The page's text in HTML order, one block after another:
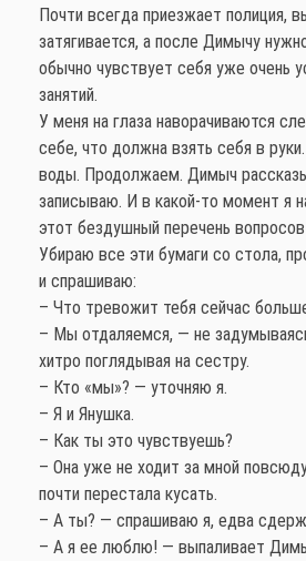
Почти всегда приезжает полиция,
затягивается, а после Димычу
обычно чувствует себя уже очень
занятий.
У меня на глаза наворачиваются
себе, что должна взять себя в
воды. Продолжаем. Димыч
записываю. И в какой-то момент я
этот бездушный перечень вопросов
Убираю все эти бумаги со стола,
и спрашиваю:
– Что тревожит тебя сейчас
– Мы отдаляемся, — не
хитро поглядывая на сестру.
– Кто «мы»? — уточняю я.
– Я и Янушка.
– Как ты это чувствуешь?
– Она уже не ходит за мной
почти перестала кусать.
– А ты? — спрашиваю я, едва
– А я ее люблю! — выпаливает